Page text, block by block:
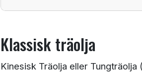
Klassisk träolja
Kinesisk Träolja eller